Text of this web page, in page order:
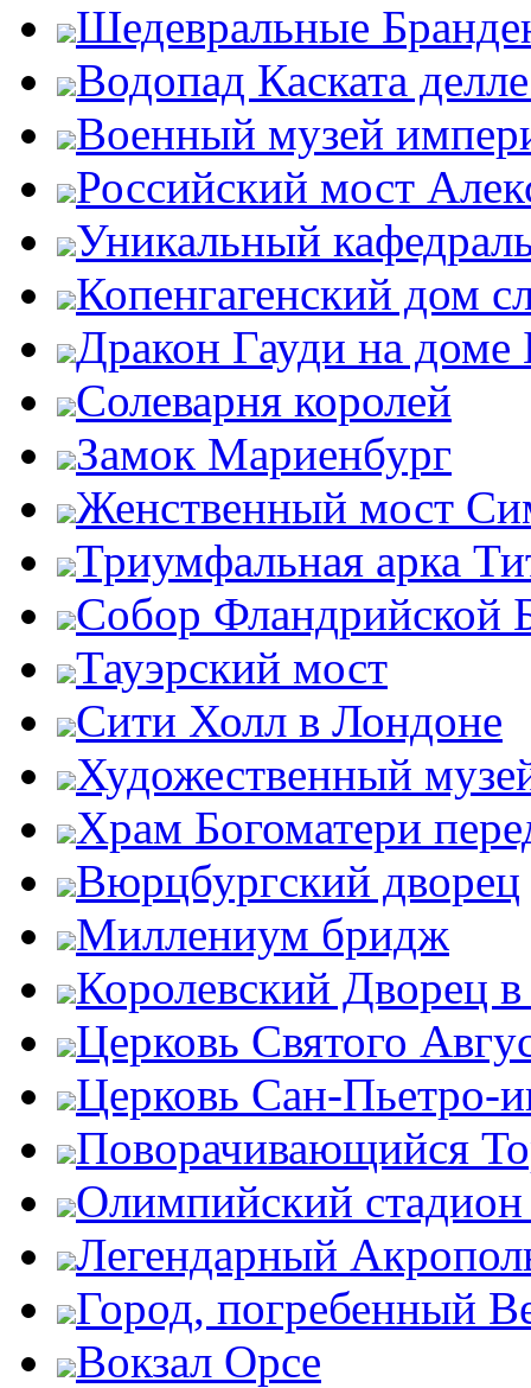
Шедевральные
Водопад Каската
Военный музей
Российский мост
Уникальный
Копенгагенский дом
Дракон Гауди на доме
Солеварня королей
Замок Мариенбург
Женственный мост
Триумфальная арка
Собор Фландрийской
Тауэрский мост
Сити Холл в Лондоне
Художественный
Храм Богоматери
Вюрцбургский дворец
Миллениум бридж
Королевский Дворец
Церковь Святого
Церковь Сан-Пьетро-
Поворачивающийся
Олимпийский
Легендарный
Город, погребенный
Вокзал Орсе